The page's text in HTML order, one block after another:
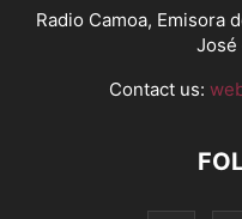
Radio Camoa, Emisora
José
Contact us: